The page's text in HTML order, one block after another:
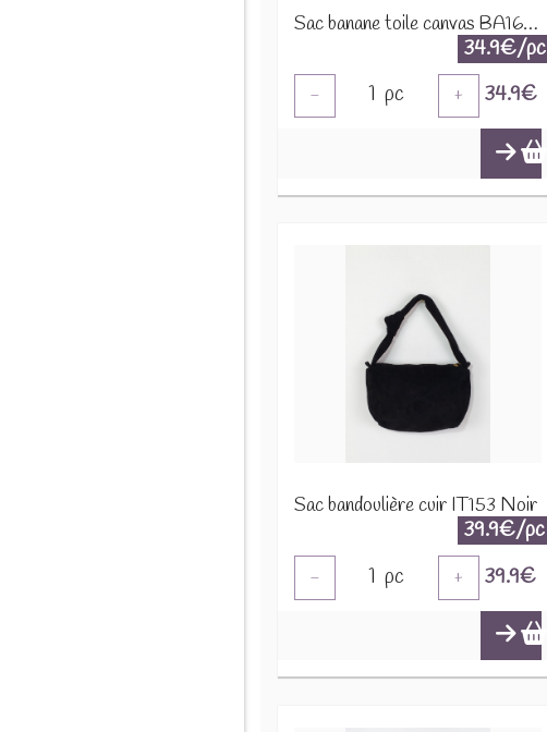
Sac banane toile canvas BA166 Vert d'eau
34.9€/pc
- 1 pc + 34.9€
Sac bandoulière cuir IT153 Noir
39.9€/pc
- 1 pc + 39.9€